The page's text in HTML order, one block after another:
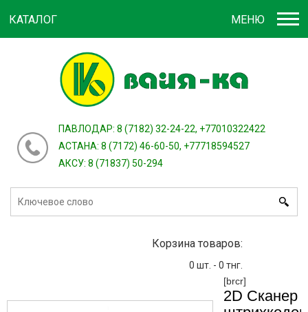
зарегистрироваться
ПАВЛОДАР: 8 (7182) 32-24-22, +77010322422
АСТАНА: 8 (7172) 46-60-50, +77718594527
АКСУ: 8 (71837) 50-294
Корзина товаров:
0 шт. - 0 тнг.
МЕНЮ
КАТАЛОГ
[brcr]
2D Сканер